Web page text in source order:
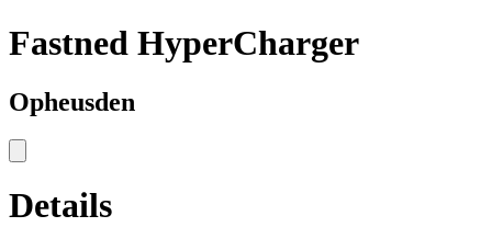
Fastned HyperCharger
Opheusden
Details